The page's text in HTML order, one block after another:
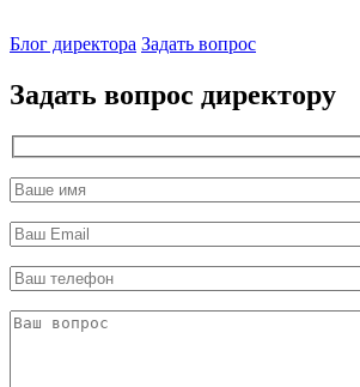
Блог директора Задать вопрос
Задать вопрос директору